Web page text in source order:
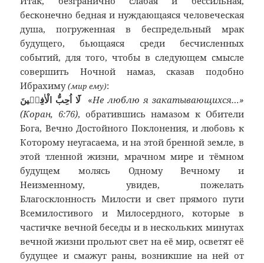
бесконечно бедная и нуждающаяся человеческая
душа, погруженная в беспредельный мрак
будущего, бьющаяся среди бесчисленных
событий, для того, чтобы в следующем смысле
совершить Ночной намаз, сказав подобно
Ибрахиму(мир ему):
لَٓا اُحِبُّ الْاٰفِلٖينَ«Не люблю я закатывающихся…»
(Коран, 6:76), обратившись намазом к Обители
Бога, Вечно Достойного Поклонения, и любовь к
Которому неугасаема, и на этой бренной земле, в
этой тленной жизни, мрачном мире и тёмном
будущем молясь Одному Вечному и
Неизменному, увидев, пожелать
Благосклонность Милости и свет прямого пути
Всемилостивого и Милосердного, которые в
частичке вечной беседы и в нескольких минутах
вечной жизни прольют свет на её мир, осветят её
будущее и смажут раны, возникшие на ней от